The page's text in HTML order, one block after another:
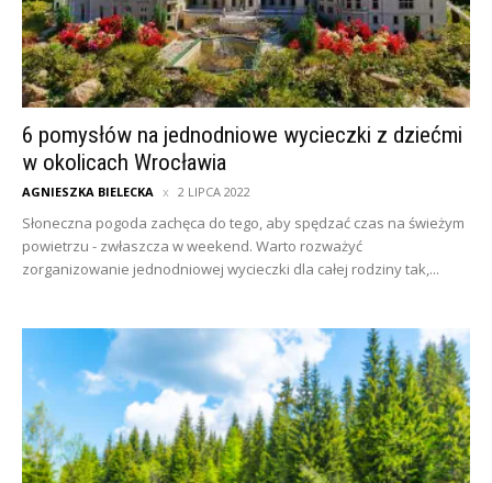
6 pomysłów na jednodniowe wycieczki z dziećmi
w okolicach Wrocławia
AGNIESZKA BIELECKA 2 LIPCA 2022
Słoneczna pogoda zachęca do tego, aby spędzać czas na świeżym
powietrzu - zwłaszcza w weekend. Warto rozważyć
zorganizowanie jednodniowej wycieczki dla całej rodziny tak,...